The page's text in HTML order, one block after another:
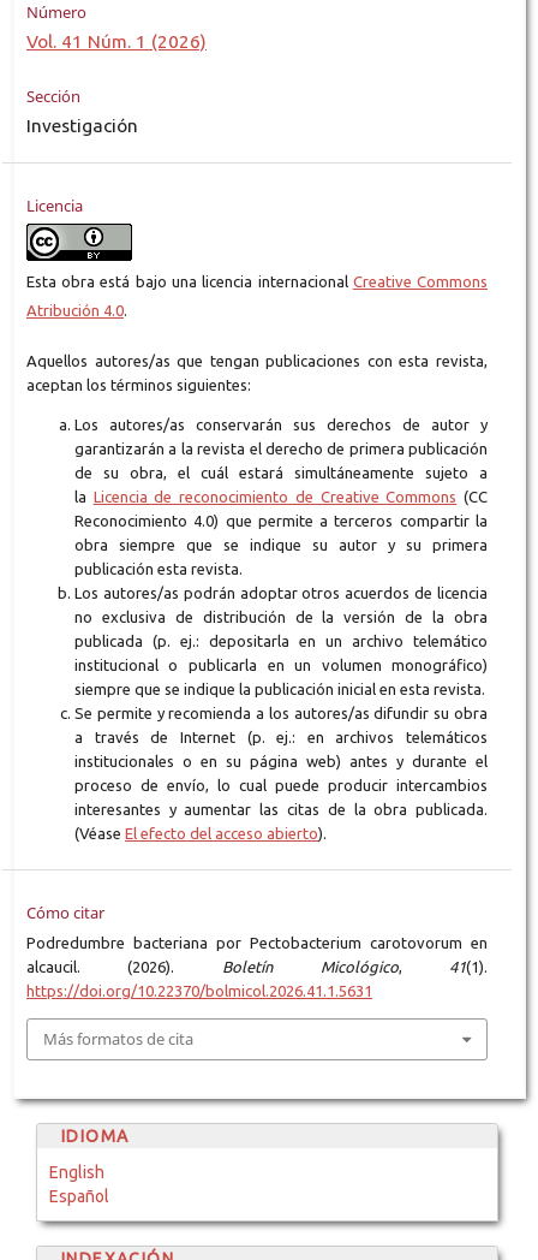
Número
Vol. 41 Núm. 1 (2026)
Sección
Investigación
Licencia
Esta obra está bajo una licencia internacional Creative Commons
Atribución 4.0.
Aquellos autores/as que tengan publicaciones con esta revista,
aceptan los términos siguientes:
Los autores/as conservarán sus derechos de autor y
garantizarán a la revista el derecho de primera publicación
de su obra, el cuál estará simultáneamente sujeto a
la Licencia de reconocimiento de Creative Commons (CC
Reconocimiento 4.0) que permite a terceros compartir la
obra siempre que se indique su autor y su primera
publicación esta revista.
Los autores/as podrán adoptar otros acuerdos de licencia
no exclusiva de distribución de la versión de la obra
publicada (p. ej.: depositarla en un archivo telemático
institucional o publicarla en un volumen monográfico)
siempre que se indique la publicación inicial en esta revista.
Se permite y recomienda a los autores/as difundir su obra
a través de Internet (p. ej.: en archivos telemáticos
institucionales o en su página web) antes y durante el
proceso de envío, lo cual puede producir intercambios
interesantes y aumentar las citas de la obra publicada.
(Véase El efecto del acceso abierto).
Cómo citar
Podredumbre bacteriana por Pectobacterium carotovorum en
alcaucil. (2026). Boletín Micológico, 41(1).
https://doi.org/10.22370/bolmicol.2026.41.1.5631
Más formatos de cita
IDIOMA
English
Español